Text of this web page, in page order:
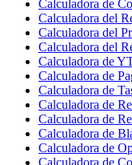
Calculadora de
Calculadora del
Calculadora del
Calculadora del
Calculadora de
Calculadora de
Calculadora de
Calculadora de
Calculadora de
Calculadora de
Calculadora de
Calculadora de